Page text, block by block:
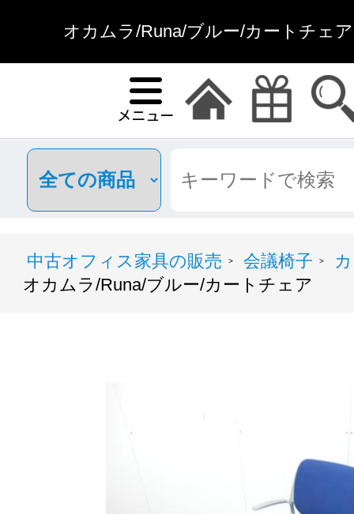
オカムラ/Runa/ブルー/カートチェ
中古オフィス家具の販売 > 会議椅子 >
オカムラ/Runa/ブルー/カートチェア